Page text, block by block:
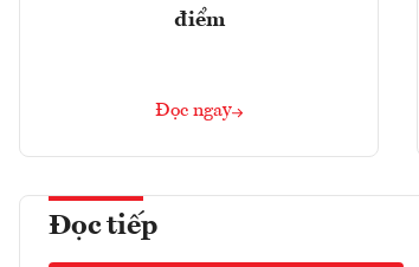
điểm
Đọc ngay
Đọc tiếp